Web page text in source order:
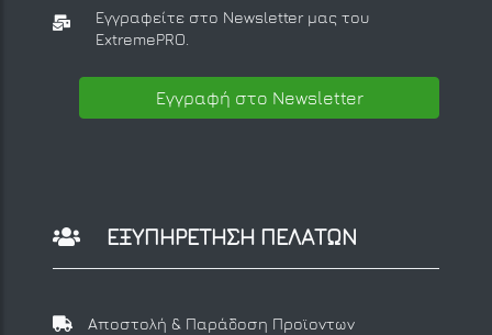
Εγγραφείτε στο Newsletter μας του
ExtremePRO.
Εγγραφή στο Newsletter
ΕΞΥΠΗΡΕΤΗΣΗ ΠΕΛΑΤΩΝ
Αποστολή & Παράδοση Προϊοντων